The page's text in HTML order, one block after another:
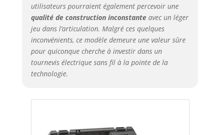
utilisateurs pourraient également percevoir une
qualité de construction inconstanteavec un léger
jeu dans l’articulation. Malgré ces quelques
inconvénients, ce modèle demeure une valeur sûre
pour quiconque cherche à investir dans un
tournevis électrique sans fil à la pointe de la
technologie.